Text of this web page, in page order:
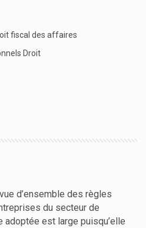
fiscal des affaires
Droit
d’ensemble des règles
du secteur de
adoptée est large puisqu’elle